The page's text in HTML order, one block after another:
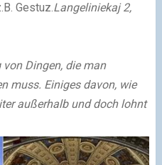
Gestuz.Langeliniekaj 2,
Dingen, die man
muss. Einiges davon, wie
außerhalb und doch lohnt